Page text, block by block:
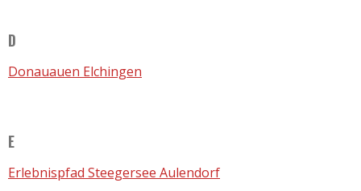
D
Donauauen Elchingen
E
Erlebnispfad Steegersee Aulendorf